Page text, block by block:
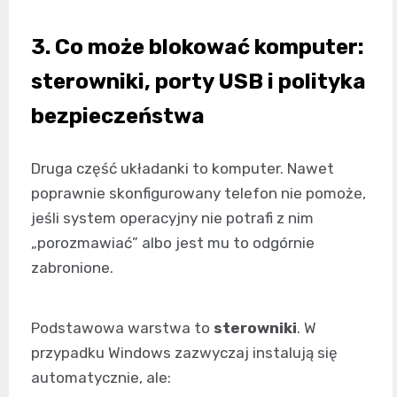
3. Co może blokować komputer:
sterowniki, porty USB i polityka
bezpieczeństwa
Druga część układanki to komputer. Nawet
poprawnie skonfigurowany telefon nie pomoże,
jeśli system operacyjny nie potrafi z nim
„porozmawiać” albo jest mu to odgórnie
zabronione.
Podstawowa warstwa to sterowniki. W
przypadku Windows zazwyczaj instalują się
automatycznie, ale: